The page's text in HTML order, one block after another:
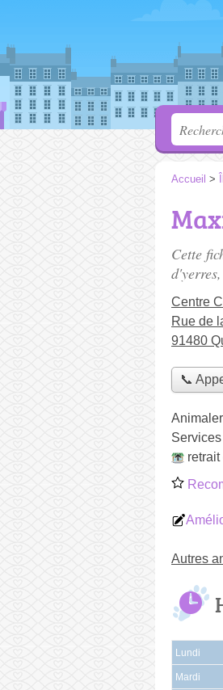
Accueil >
Cette
d'yerres
Centre
Rue de
91480
📞
Services
Autres
Lundi
Mardi